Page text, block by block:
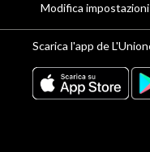
Modifica
Scarica l'app de